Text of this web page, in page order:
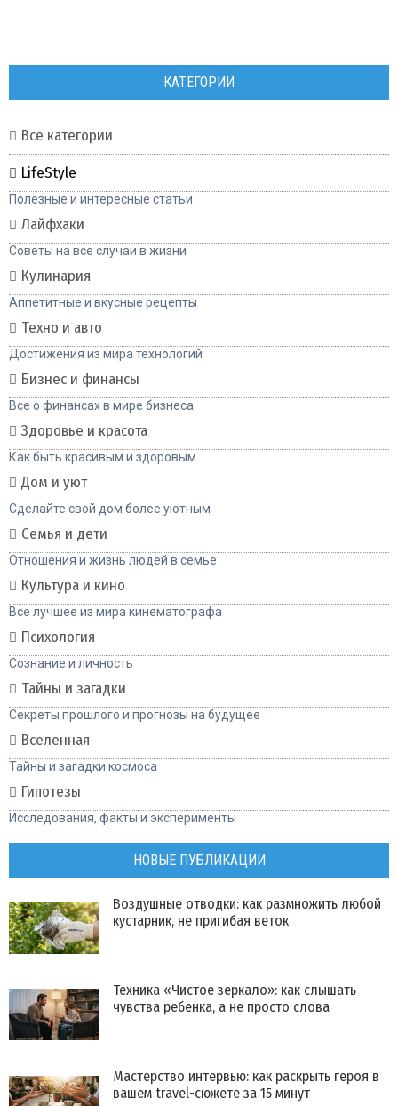
КАТЕГОРИИ
Все категории
LifeStyle
Полезные и интересные статьи
Лайфхаки
Советы на все случаи в жизни
Кулинария
Аппетитные и вкусные рецепты
Техно и авто
Достижения из мира технологий
Бизнес и финансы
Все о финансах в мире бизнеса
Здоровье и красота
Как быть красивым и здоровым
Дом и уют
Сделайте свой дом более уютным
Семья и дети
Отношения и жизнь людей в семье
Культура и кино
Все лучшее из мира кинематографа
Психология
Сознание и личность
Тайны и загадки
Секреты прошлого и прогнозы на будущее
Вселенная
Тайны и загадки космоса
Гипотезы
Исследования, факты и эксперименты
НОВЫЕ ПУБЛИКАЦИИ
Воздушные отводки: как размножить любой
кустарник, не пригибая веток
Техника «Чистое зеркало»: как слышать
чувства ребенка, а не просто слова
Мастерство интервью: как раскрыть героя в
вашем travel-сюжете за 15 минут